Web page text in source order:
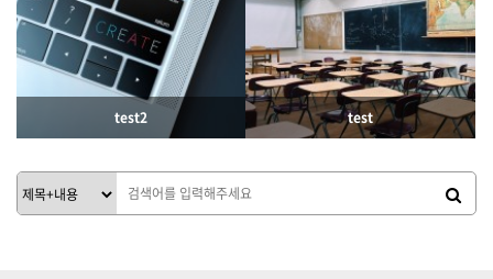
405
10-18
최주리
629
10-18
최주리
319 10-18
test2
358 10-18
test